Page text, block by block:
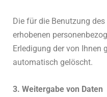
Die für die Benutzung
erhobenen
Erledigung der von Ihnen
automatisch gelöscht.
3. Weitergabe von Daten